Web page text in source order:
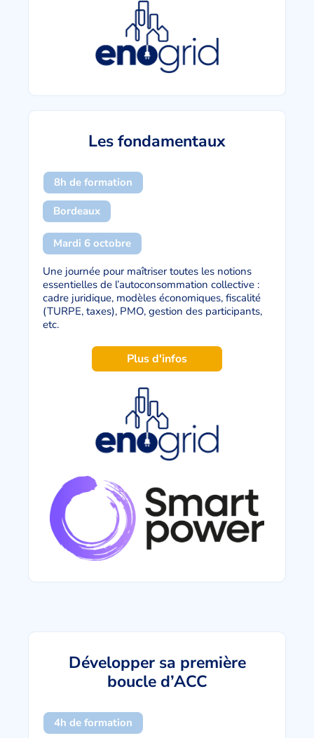
Les fondamentaux
8h de formation
Bordeaux
Mardi 6 octobre
Une journée pour maîtriser toutes les notions
essentielles de l’autoconsommation collective :
cadre juridique, modèles économiques, fiscalité
(TURPE, taxes), PMO, gestion des participants,
etc.
Plus d'infos
Développer sa première
boucle d’ACC
4h de formation